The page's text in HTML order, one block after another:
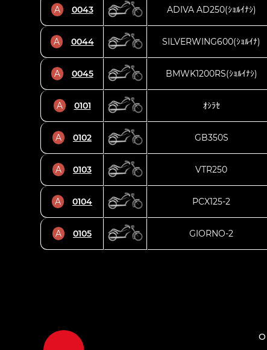
A 0043 ADIVA AD250(ｼｮﾙｲﾅｼ)
A 0044 SILVERWING600(ｼｮﾙｲﾅ)
A 0045 BMWK1200RS(ｼｮﾙｲﾅｼ)
A 0101 ｵｼﾗｾ
A 0102 GB350S
A 0103 VTR250
A 0104 PCX125-2
A 0105 GIORNO-2
О